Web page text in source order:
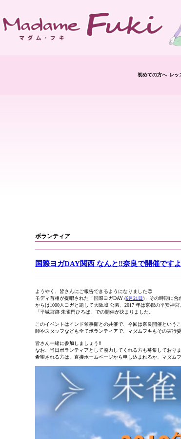
初めての方へ レッ
ボランティア
国際ヨガDAY関西 なんと‼️奈良で開催です
ようやく、皆さんにご報告できるようになりました😊
モディ首相が提唱された「国際ヨガDAY (6月21日)」その時期に合
からは1000人ヨガと題して大阪城 公園、2017 年は京都の平安神
「平城宮跡 朱雀門ひろば」での開催が決まりました。
このイベントはインド領事館との共催で、今回は奈良開催とい
師やスタッフなども全てボランティアで、マダムフキもその実行
皆さん一緒に参加しましょう‼️
なお、当日ボランティアとして協力してくれる方も募集しておりま
希望される方は、直接ホームページから申し込まれるか、マダム